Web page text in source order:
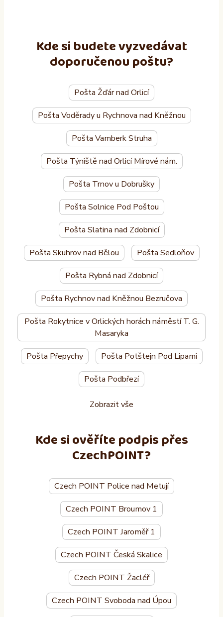
Kde si budete vyzvedávat
doporučenou poštu?
Pošta Žďár nad Orlicí
Pošta Voděrady u Rychnova nad Kněžnou
Pošta Vamberk Struha
Pošta Týniště nad Orlicí Mírové nám.
Pošta Trnov u Dobrušky
Pošta Solnice Pod Poštou
Pošta Slatina nad Zdobnicí
Pošta Skuhrov nad Bělou Pošta Sedloňov
Pošta Rybná nad Zdobnicí
Pošta Rychnov nad Kněžnou Bezručova
Pošta Rokytnice v Orlických horách náměstí T. G.
Masaryka
Pošta Přepychy Pošta Potštejn Pod Lipami
Pošta Podbřezí
Zobrazit vše
Kde si ověříte podpis přes
CzechPOINT?
Czech POINT Police nad Metují
Czech POINT Broumov 1
Czech POINT Jaroměř 1
Czech POINT Česká Skalice
Czech POINT Žacléř
Czech POINT Svoboda nad Úpou